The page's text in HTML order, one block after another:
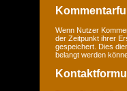
Wenn Nutzer
der Zeitpunkt ihrer
gespeichert. Dies
belangt werden